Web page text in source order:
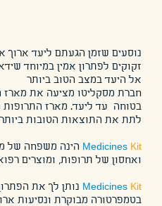
נוסעים שזמן הגעתם ליעד ארוך
זקוקים לפתרון אמין במיוחד
אל היעד במצב הטוב ביותר
חברת מסקליטו מציעה את מארז
בטוחה עד ליעד. מארז התרופות
לתת את התוצאות הטובות
Medicines Kit
הינה משפחה של
ואחסון של תרופות, ומוצרים
Medicines Kit
נותן לך את
בטמפרטורה מבוקרת ונסיעות